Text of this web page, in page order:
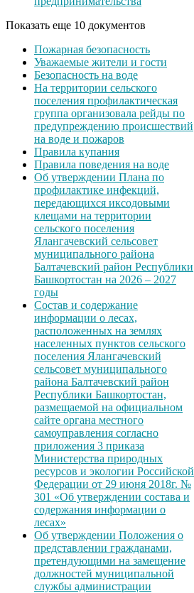
Показать еще 10 документов
Пожарная безопасность
Уважаемые жители и гости
Безопасность на воде
На территории сельского
поселения профилактическая
группа организовала рейды по
предупреждению происшествий
на воде и пожаров
Правила купания
Правила поведения на воде
Об утверждении Плана по
профилактике инфекций,
передающихся иксодовыми
клещами на территории
сельского поселения
Ялангачевский сельсовет
муниципального района
Балтачевский район Республики
Башкортостан на 2026 – 2027
годы
Состав и содержание
информации о лесах,
расположенных на землях
населенных пунктов сельского
поселения Ялангачевский
сельсовет муниципального
района Балтачевский район
Республики Башкортостан,
размещаемой на официальном
сайте органа местного
самоуправления согласно
приложения 3 приказа
Министерства природных
ресурсов и экологии Российской
Федерации от 29 июня 2018г. №
301 «Об утверждении состава и
содержания информации о
лесах»
Об утверждении Положения о
представлении гражданами,
претендующими на замещение
должностей муниципальной
службы администрации